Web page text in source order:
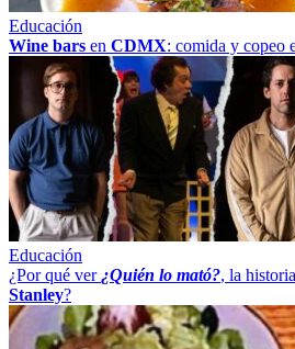
Educación
Wine bars en CDMX: comida y copeo
Educación
¿Por qué ver ¿Quién lo mató?, la
Stanley?